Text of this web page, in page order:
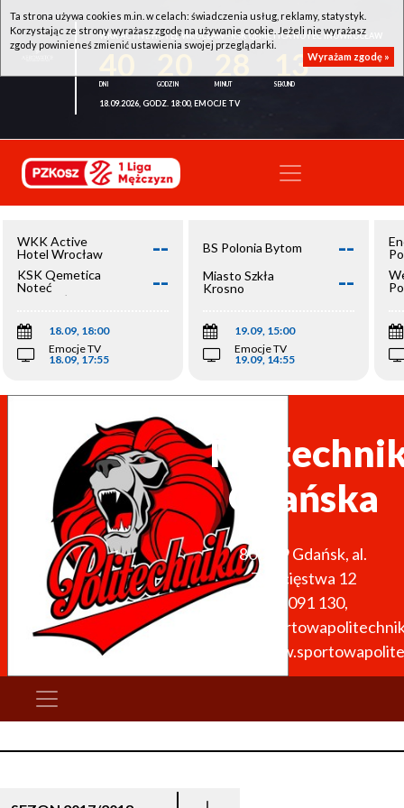
WKK ACTIVE HOTEL WROCŁAW - KSK QEMETICA NOTEĆ INOWROCŁAW
13
18.09.2026, GODZ. 18:00, EMOCJE TV
WKK Active
Hotel Wrocław
--
KSK Qemetica
Noteć
Inowrocław
--
18.09, 18:00
Emocje TV
18.09, 17:55
BS Polonia Bytom --
Miasto Szkła
Krosno
--
19.09, 15:00
Emocje TV
19.09, 14:55
Gdańska
80-219Gdańsk, al.
Zwycięstwa 12
662 091 130,
http://
Ta strona używa cookies m.in. w celach: świadczenia usług, reklamy, statystyk.
Korzystając ze strony wyrażasz zgodę na używanie cookie. Jeżeli nie wyrażasz
zgody powinieneś zmienić ustawienia swojej przeglądarki.
Wyrażam zgodę »